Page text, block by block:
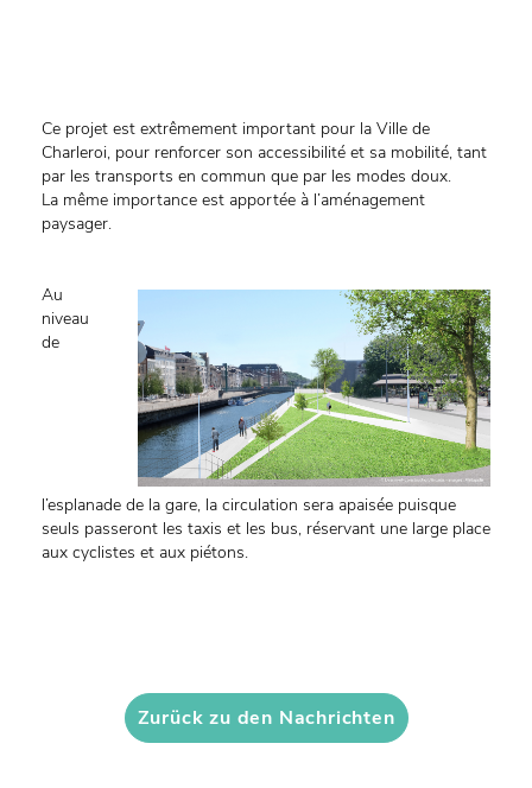
Ce projet est extrêmement important pour la Ville de
Charleroi, pour renforcer son accessibilité et sa mobilité, tant
par les transports en commun que par les modes doux.
La même importance est apportée à l’aménagement
paysager.
Au
niveau
de
l’esplanade de la gare, la circulation sera apaisée puisque
seuls passeront les taxis et les bus, réservant une large place
aux cyclistes et aux piétons.
Zurück zu den Nachrichten